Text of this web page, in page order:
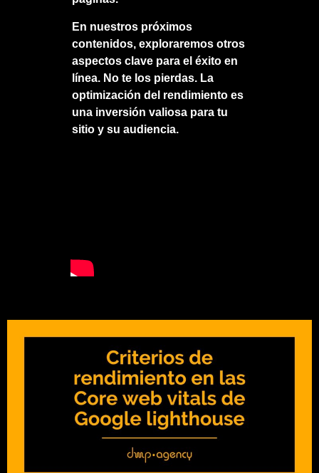
En nuestros próximos
contenidos, exploraremos otros
aspectos clave para el éxito en
línea. No te los pierdas. La
optimización del rendimiento es
una inversión valiosa para tu
sitio y su audiencia.